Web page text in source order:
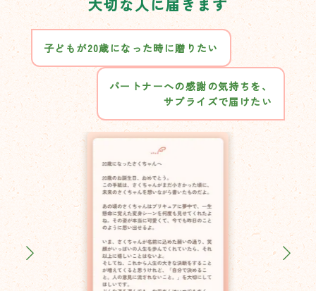
大切な人に届きます
子どもが20歳になった時に贈りたい
パートナーへの感謝の気持ちを、
サプライズで届けたい